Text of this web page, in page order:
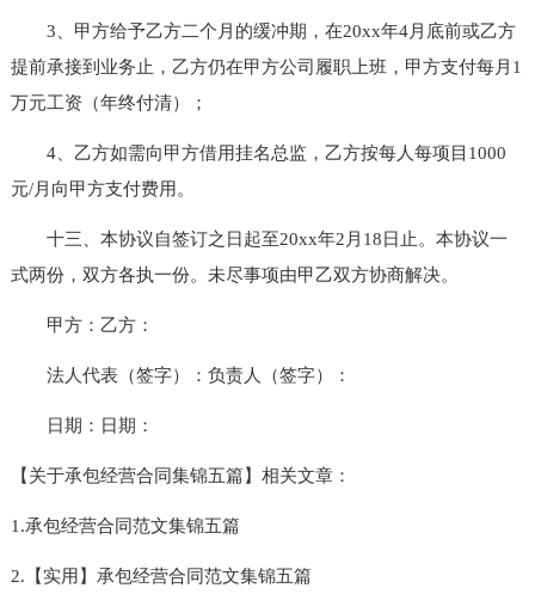
3、甲方给予乙方二个月的缓冲期，在20xx年4月底前或乙方
提前承接到业务止，乙方仍在甲方公司履职上班，甲方支付每月1
万元工资（年终付清）；
4、乙方如需向甲方借用挂名总监，乙方按每人每项目1000
元/月向甲方支付费用。
十三、本协议自签订之日起至20xx年2月18日止。本协议一
式两份，双方各执一份。未尽事项由甲乙双方协商解决。
甲方：乙方：
法人代表（签字）：负责人（签字）：
日期：日期：
【关于承包经营合同集锦五篇】相关文章：
1.承包经营合同范文集锦五篇
2.【实用】承包经营合同范文集锦五篇